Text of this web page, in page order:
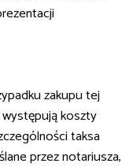
zakupu tej
koszty
taksa
przez notariusza,